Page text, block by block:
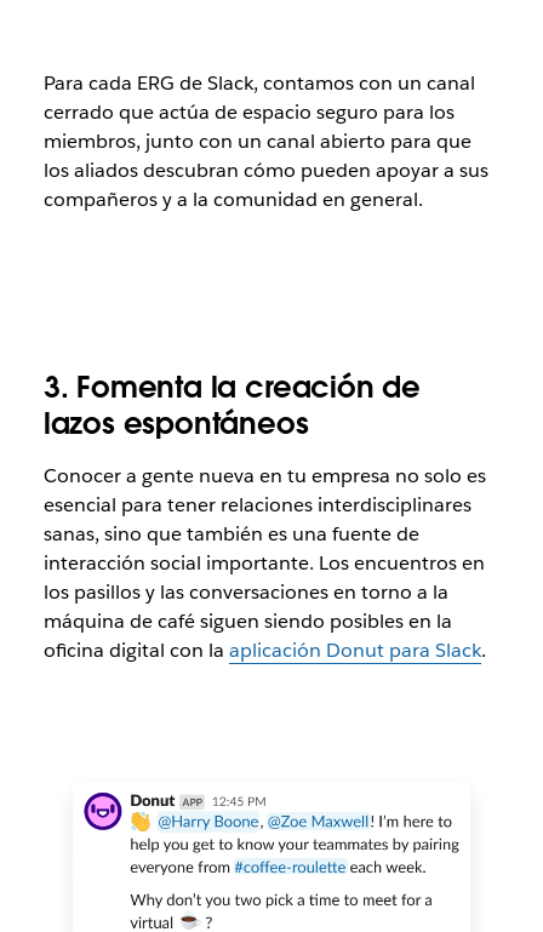
Para cada ERG de Slack, contamos con un canal
cerrado que actúa de espacio seguro para los
miembros, junto con un canal abierto para que
los aliados descubran cómo pueden apoyar a sus
compañeros y a la comunidad en general.
3. Fomenta la creación de
lazos espontáneos
Conocer a gente nueva en tu empresa no solo es
esencial para tener relaciones interdisciplinares
sanas, sino que también es una fuente de
interacción social importante. Los encuentros en
los pasillos y las conversaciones en torno a la
máquina de café siguen siendo posibles en la
oficina digital con la aplicación Donut para Slack.